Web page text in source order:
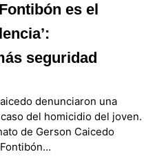
es el
seguridad
denunciaron una
del homicidio del joven.
de Gerson Caicedo